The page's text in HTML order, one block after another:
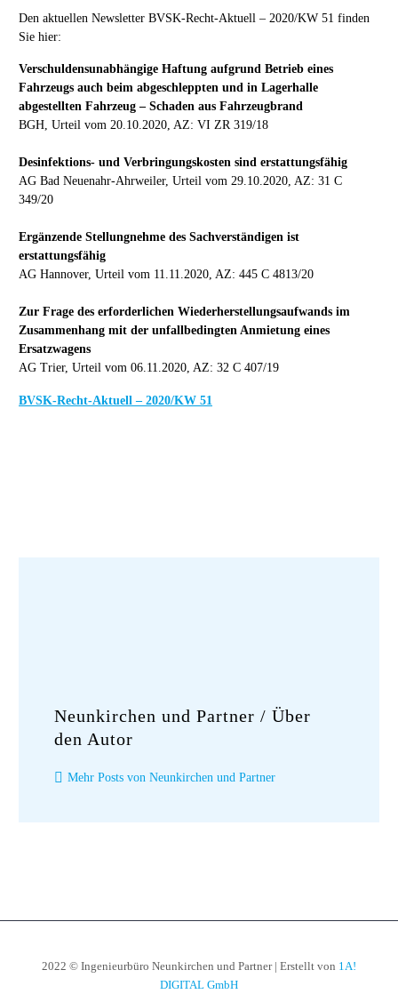
Den aktuellen Newsletter BVSK-Recht-Aktuell – 2020/KW 51 finden
Sie hier:
Verschuldensunabhängige Haftung aufgrund Betrieb eines
Fahrzeugs auch beim abgeschleppten und in Lagerhalle
abgestellten Fahrzeug – Schaden aus Fahrzeugbrand
BGH, Urteil vom 20.10.2020, AZ: VI ZR 319/18
Desinfektions- und Verbringungskosten sind erstattungsfähig
AG Bad Neuenahr-Ahrweiler, Urteil vom 29.10.2020, AZ: 31 C
349/20
Ergänzende Stellungnehme des Sachverständigen ist
erstattungsfähig
AG Hannover, Urteil vom 11.11.2020, AZ: 445 C 4813/20
Zur Frage des erforderlichen Wiederherstellungsaufwands im
Zusammenhang mit der unfallbedingten Anmietung eines
Ersatzwagens
AG Trier, Urteil vom 06.11.2020, AZ: 32 C 407/19
BVSK-Recht-Aktuell – 2020/KW 51
Neunkirchen und Partner / Über
den Autor
Mehr Posts von Neunkirchen und Partner
2022 © Ingenieurbüro Neunkirchen und Partner | Erstellt von 1A!
DIGITAL GmbH